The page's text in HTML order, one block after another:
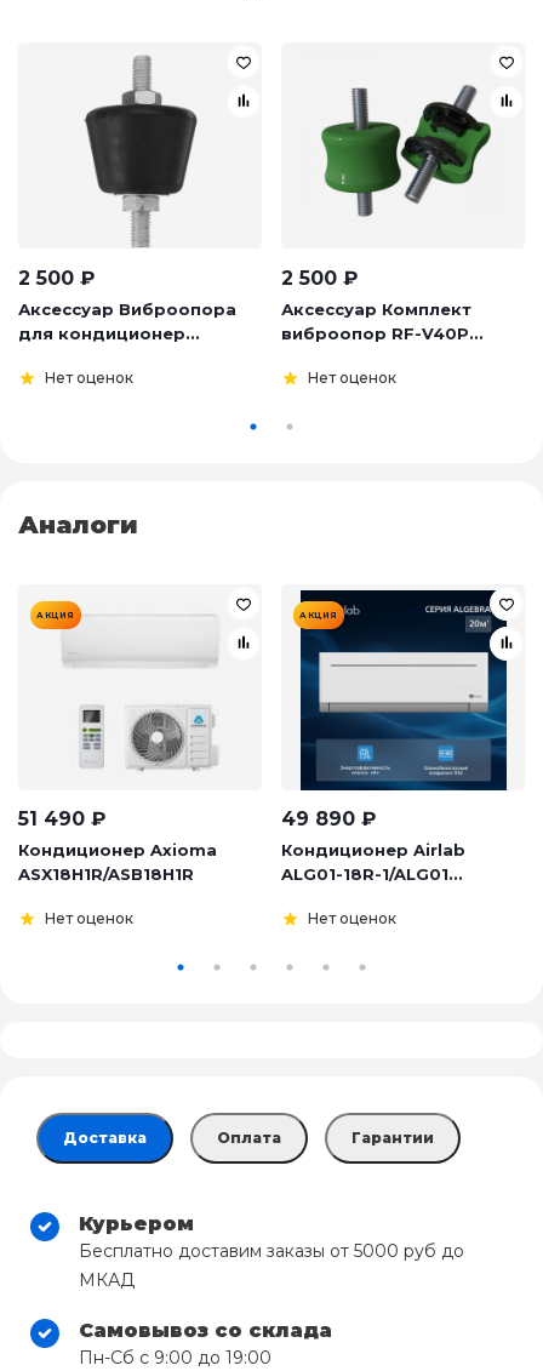
2 500 ₽
Аксессуар Виброопора
для кондиционер...
Нет оценок
2 500 ₽
Аксессуар Комплект
виброопор RF-V40P...
Нет оценок
Аналоги
АКЦИЯ
51 490 ₽
Кондиционер Axioma
ASX18H1R/ASB18H1R
Нет оценок
АКЦИЯ
49 890 ₽
Кондиционер Airlab
ALG01-18R-1/ALG01...
Нет оценок
Доставка Оплата Гарантии
Курьером
Бесплатно доставим заказы от 5000 руб до
МКАД
Самовывоз со склада
Пн-Сб с 9:00 до 19:00